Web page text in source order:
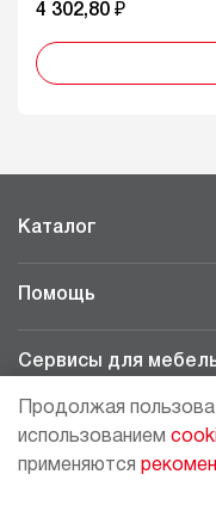
4 302,80 ₽
Каталог
Помощь
Сервисы для
МОСКВА - ШОУРУМ/
Продолжая
использованием
применяются